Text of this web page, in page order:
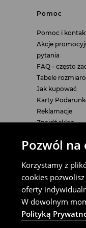
Pozwól na
Korzystamy z
cookies
oferty
W dowolnym
Polityką
Pomoc
Pomoc i
Akcje
pytania
FAQ - często
Tabele
Jak kupować
Karty
Reklamacje
Znajdź sklep
Regulamin
Regulamin
Zwrot i
Regulamin
Regulaminy